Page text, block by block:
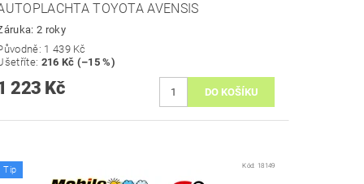
TOYOTA AVENSIS
2 roky
1 439 Kč
: 216 Kč (–15 %)
223 Kč
Tip Kód: 18149